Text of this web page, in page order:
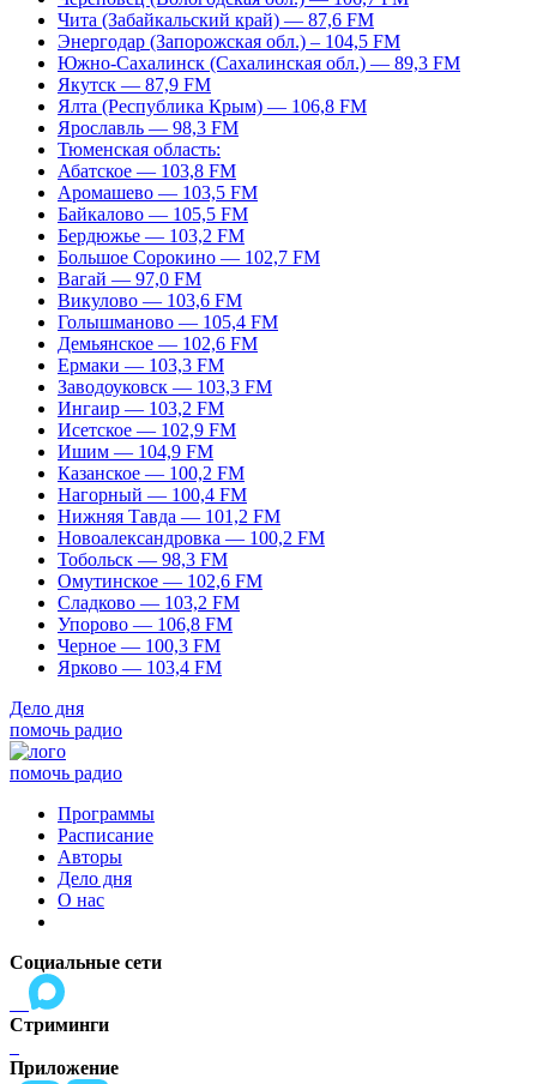
Чита (Забайкальский край) — 87,6 FM
Энергодар (Запорожская обл.) – 104,5 FM
Южно-Сахалинск (Сахалинская обл.) — 89,3 FM
Якутск — 87,9 FM
Ялта (Республика Крым) — 106,8 FM
Ярославль — 98,3 FM
Тюменская область:
Абатское — 103,8 FM
Аромашево — 103,5 FM
Байкалово — 105,5 FM
Бердюжье — 103,2 FM
Большое Сорокино — 102,7 FM
Вагай — 97,0 FM
Викулово — 103,6 FM
Голышманово — 105,4 FM
Демьянское — 102,6 FM
Ермаки — 103,3 FM
Заводоуковск — 103,3 FM
Ингаир — 103,2 FM
Исетское — 102,9 FM
Ишим — 104,9 FM
Казанское — 100,2 FM
Нагорный — 100,4 FM
Нижняя Тавда — 101,2 FM
Новоалександровка — 100,2 FM
Тобольск — 98,3 FM
Омутинское — 102,6 FM
Сладково — 103,2 FM
Упорово — 106,8 FM
Черное — 100,3 FM
Ярково — 103,4 FM
Дело дня
помочь радио
помочь радио
Программы
Расписание
Авторы
Дело дня
О нас
Социальные сети
Стриминги
Приложение